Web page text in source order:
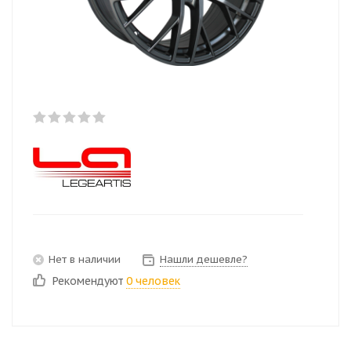
Нет в наличии Нашли дешевле?
Рекомендуют 0 человек